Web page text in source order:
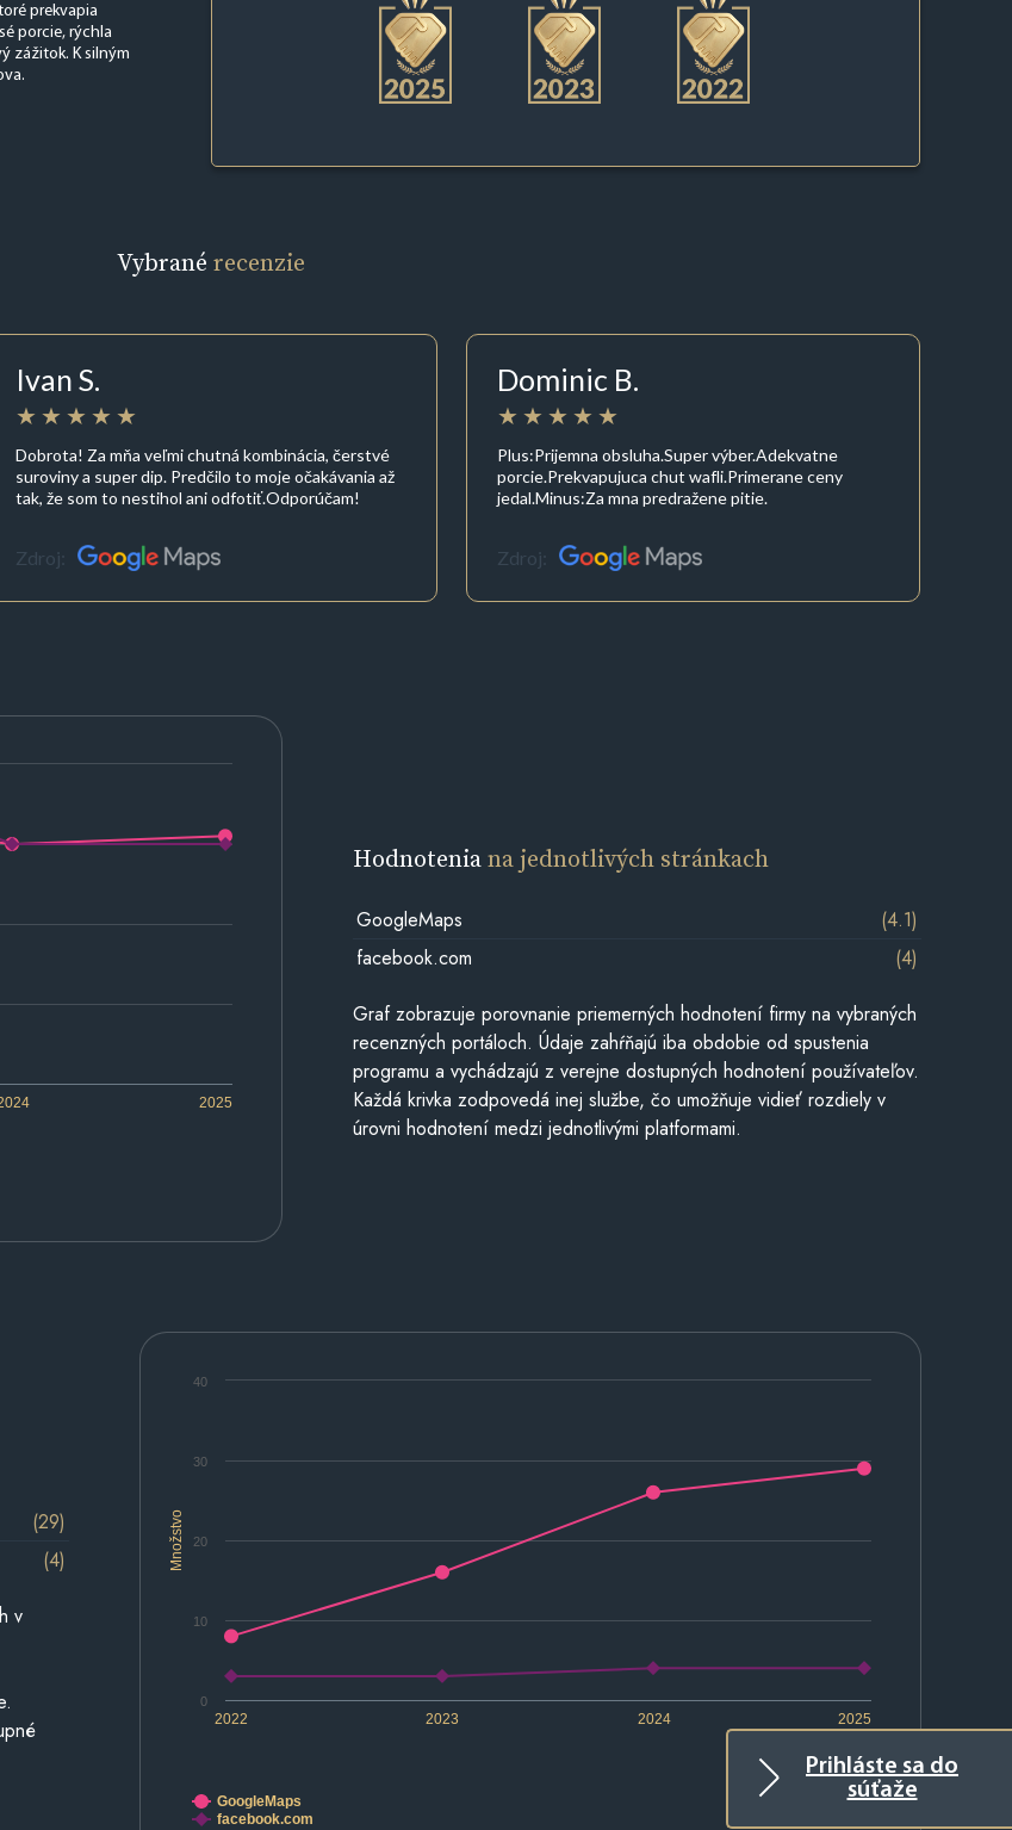
Prihláste sa do
súťaže
prekvapia
porcie, rýchla
zážitok. K silným
Vybrané recenzie
Ivan S.
Dobrota! Za mňa veľmi chutná kombinácia, čerstvé
suroviny a super dip. Predčilo to moje očakávania až
tak, že som to nestihol ani odfotiť.Odporúčam!
Zdroj:
Dominic B.
Plus:Prijemna obsluha.Super výber.Adekvatne
porcie.Prekvapujuca chut wafli.Primerane ceny
jedal.Minus:Za mna predražene pitie.
Zdroj:
2025
Hodnoteniana jednotlivých stránkach
GoogleMaps
(4.1)
facebook.com
(4)
Graf zobrazuje porovnanie priemerných hodnotení firmy na vybraných
recenzných portáloch. Údaje zahŕňajú iba obdobie od spustenia
programu a vychádzajú z verejne dostupných hodnotení používateľov.
Každá krivka zodpovedá inej službe, čo umožňuje vidieť rozdiely v
úrovni hodnotení medzi jednotlivými platformami.
Množstvo
2022 2023 2024 2025
0
10
20
30
40
GoogleMaps
facebook.com
(29)
(4)
v